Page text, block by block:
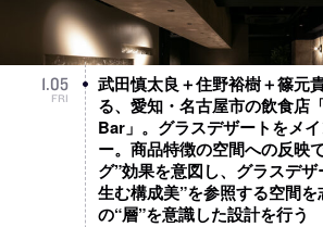
1.05
FRI
武田慎太良＋住野裕樹＋篠元
る、愛知・名古屋市の飲食店
Bar」。グラスデザートをメ
ー。商品特徴の空間への反映
グ”効果を意図し、グラスデ
生む構成美”を参照する空間
の“層”を意識した設計を行う